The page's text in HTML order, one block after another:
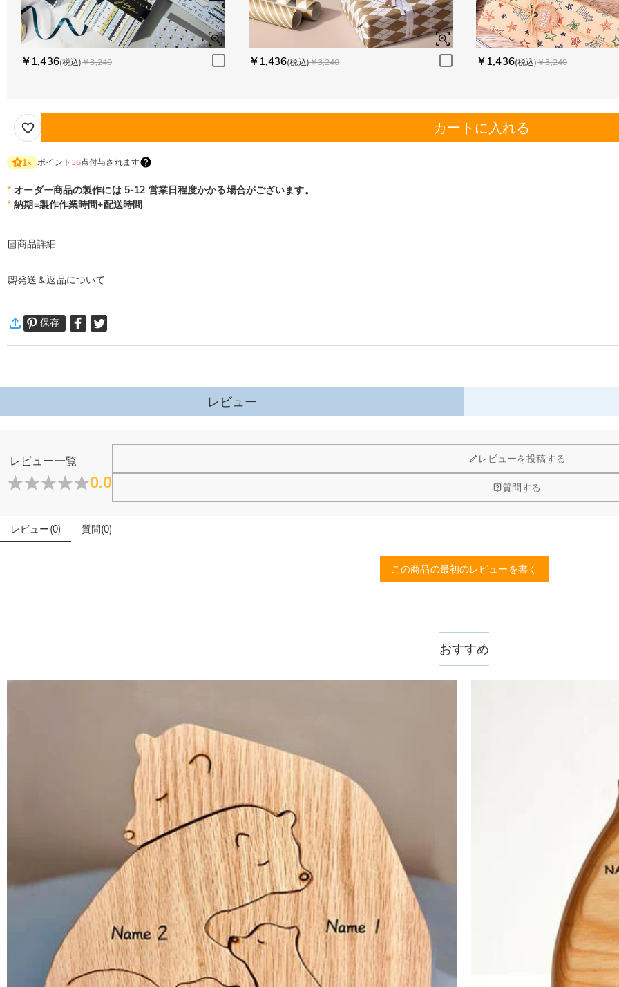
￥1,436(税込)￥3,240 ￥1,436(税込)￥3,240 ￥1,436(税込)￥3,240
カートに入れる
1× ポイント 36点付与されます
* オーダー商品の製作には 5-12 営業日程度かかる場合がございます。
* 納期=製作作業時間+配送時間
商品詳細
家族の穏やかで温かい絆に勝るものはありません。
こちらの動物デザイン木製パズルは、その愛のつながりをそのまま形にしました。
優しい曲線のデザインに、家族一人ひとりの名前を刻印可能。
・新米パパママへ：家族誕生の喜びを記念する、心のこもったギフト
・記念日に：結婚記念日・家族の節目を残す、年月とともに価値が増す宝物
ただの置物ではなく、木でできた優しい抱擁。
目に見える家族の物語として、毎日大切に残せます。
閉じる
発送＆返品について
万一、ご注文商品にご満足いただけない場合は、商品が到着後60日以内に返品＆交換できます。
詳細はこちら
保存
レビュー
レビュー一覧
0.0
レビューを投稿する
質問する
レビュー(0) 質問(0)
この商品の最初のレビューを書く
ホーム＆雑貨
大量注文の制作は承っておりますか？
はい、対応可能です。ご希望の数量、デザイン、文字内容、ご予算などをご連絡いただけましたら、無料でお見積もりを作成いたし
商品のベスト効果のために、お写真を選ぶ際に可能な限り最高品質（画素数の高画像データ）の画像をご使用ください。
ご注文の納品書・領収書といった明細書は商品に同梱しておりません。領収書発行をご希望の場合は、ご注文明細をメールにてご確認
注文後に注文の内容を変更できますか？
もし注文確認メールをご確認後、注文内容に間違いでもありましたら、至急カスタマーサポート【Eメール：service@drawelry.jp】ま
Drawelryからのメールが届きません。
Drawelryからのメールが届いていない場合、次の可能性が考えられます。原因①迷惑メールフォルダに移動されている。解決策：迷
いよう操作して、service@drawelry.jp からのメールが正しく届くように、迷惑メールフィルターの設定を変更してください。原因②
も届かない場合は、今後お送りするメールも遅れる可能性がありますので、別のメールアドレスからお名前とご住所を記載したメー
の入力に誤りがある。解決策：お名前とご住所を記載したメールを service@drawelry.jp へ送信してください。
支払方法は何がありますか？
お支払い方法は、クレジットカード、コンビニ前払い、Paypal、ApplePay、GooglePayからお選びいただけます。
コンビニ前払いのお支払い期限はいつまででしょうか
コンビニ前払いのお支払い期限はご注文から 6 日間となります。
支払い情報は保護されますか？
お支払い情報は高度なセキュリティで保護されております。お客様のお支払い情報は当社のサーバーに一切保存されません。Paypal又
個人情報は保護されますか？
当社では、個人情報保護を目的としたコンプライアンスに則り、プライバシーポリシーを定めています。お客様に安心かつ安全にご
ます。 詳細は
プライバシーポリシー までご確認ください
おすすめ